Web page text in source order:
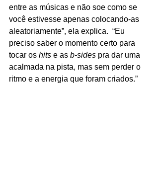
entre as músicas e não soe como se
você estivesse apenas colocando-as
aleatoriamente”, ela explica.  “Eu
preciso saber o momento certo para
tocar os hits e as b-sides pra dar uma
acalmada na pista, mas sem perder o
ritmo e a energia que foram criados.”